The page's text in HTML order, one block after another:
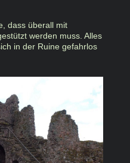
dass überall mit
werden muss. Alles
in der Ruine gefahrlos